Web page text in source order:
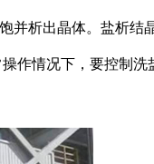
析出晶体。盐析结
作情况下，要控制洗